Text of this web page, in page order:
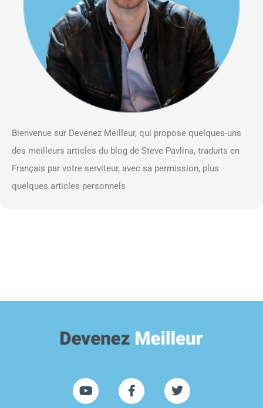
Bienvenue sur Devenez Meilleur, qui propose quelques-uns
des meilleurs articles du blog de Steve Pavlina, traduits en
Français par votre serviteur, avec sa permission, plus
quelques articles personnels